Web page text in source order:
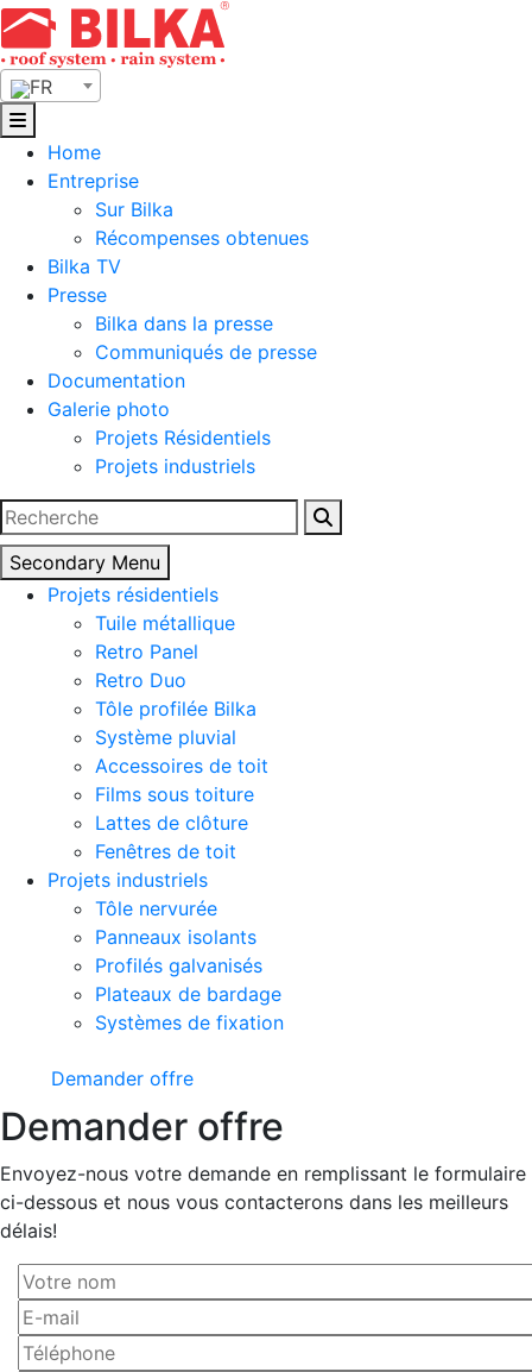
Skip
to
content
FR
Home
Entreprise
Sur Bilka
Récompenses obtenues
Bilka TV
Presse
Bilka dans la presse
Communiqués de presse
Documentation
Galerie photo
Projets Résidentiels
Projets industriels
Rechercher :
Secondary Menu
Projets résidentiels
Tuile métallique
Retro Panel
Retro Duo
Tôle profilée Bilka
Système pluvial
Accessoires de toit
Films sous toiture
Lattes de clôture
Fenêtres de toit
Projets industriels
Tôle nervurée
Panneaux isolants
Profilés galvanisés
Plateaux de bardage
Systèmes de fixation
Demander offre
Demander offre
Envoyez-nous votre demande en remplissant le formulaire
ci-dessous et nous vous contacterons dans les meilleurs
délais!